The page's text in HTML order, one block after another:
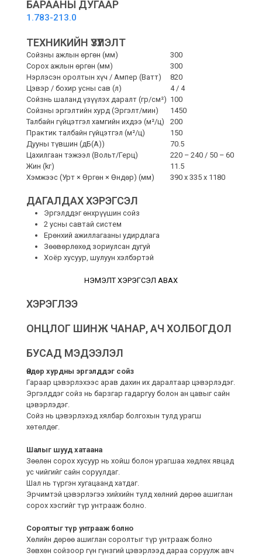
БАРААНЫ ДУГААР
1.783-213.0
ТЕХНИКИЙН ҮЗҮҮЛЭЛТ
Сойзны ажлын өргөн (мм)
300
Сорох ажлын өргөн (мм)
300
Нэрлэсэн оролтын хүч / Ампер (Ватт)
820
Цэвэр / бохир усны сав (л)
4 / 4
Сойзнь шаланд үзүүлэх даралт (гр/cм²) 100
Сойзны эргэлтийн хурд (Эргэлт/мин)
1450
Талбайн гүйцэтгэл хамгийн ихдээ (м²/ц)
200
Практик талбайн гүйцэтгэл (м²/ц)
150
Дууны түвшин (дБ(А))
70.5
Цахилгаан тэжээл (Вольт/Герц)
220 – 240 / 50 – 60
Жин (kг)
11.5
Хэмжээс (Урт × Өргөн × Өндөр) (мм)
390 x 335 x 1180
ДАГАЛДАХ ХЭРЭГСЭЛ
Эргэлддэг өнхрүүшин сойз
2 усны савтай систем
Ерөнхий ажиллагааны удирдлага
Зөөвөрлөхөд зориулсан дугуй
Хоёр хусуур, шулуун хэлбэртэй
НЭМЭЛТ ХЭРЭГСЭЛ АВАХ
ХЭРЭГЛЭЭ
ОНЦЛОГ ШИНЖ ЧАНАР, АЧ ХОЛБОГДОЛ
БУСАД МЭДЭЭЛЭЛ
Өндөр хурдны эргэлддэг сойз
Гараар цэвэрлэхээс арав дахин их даралтаар цэвэрлэдэг.
Эргэлддэг сойз нь барзгар гадаргуу болон ан цавыг сайн
цэвэрлэдэг.
Сойз нь цэвэрлэхэд хялбар болгохын тулд урагш
хөтөлдөг.
Шалыг шууд хатаана
Зөөлөн сорох хусуур нь хойш болон урагшаа хөдлөх явцад
ус чийгийг сайн соруулдаг.
Шал нь түргэн хугацаанд хатдаг.
Эрчимтэй цэвэрлэгээ хийхийн тулд хөлний дөрөө ашиглан
сорох хэсгийг түр унтрааж болно.
Соролтыг түр унтрааж болно
Хөлийн дөрөө ашиглан соролтыг түр унтрааж болно
Зөвхөн сойзоор гүн гүнзгий цэвэрлээд дараа соруулж авч